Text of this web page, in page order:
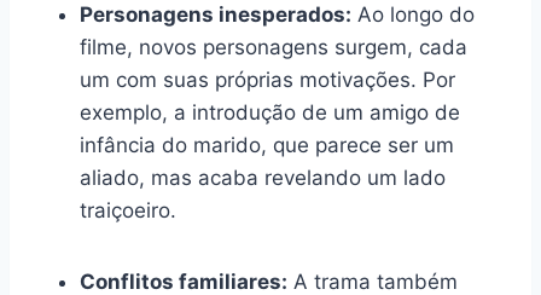
Personagens inesperados: Ao longo do
filme, novos personagens surgem, cada
um com suas próprias motivações. Por
exemplo, a introdução de um amigo de
infância do marido, que parece ser um
aliado, mas acaba revelando um lado
traiçoeiro.
Conflitos familiares: A trama também